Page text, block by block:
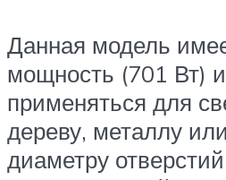
Данная модель
мощность (701 Вт)
применяться для
дереву, металлу
диаметру